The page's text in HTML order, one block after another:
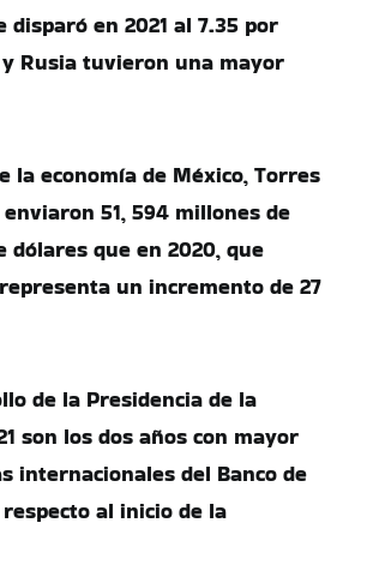
en 2021 al 7.35 por
Rusia tuvieron una mayor
la economía de México, Torres
51, 594 millones de
dólares que en 2020, que
un incremento de 27
de la Presidencia de la
son los dos años con mayor
internacionales del Banco de
al inicio de la